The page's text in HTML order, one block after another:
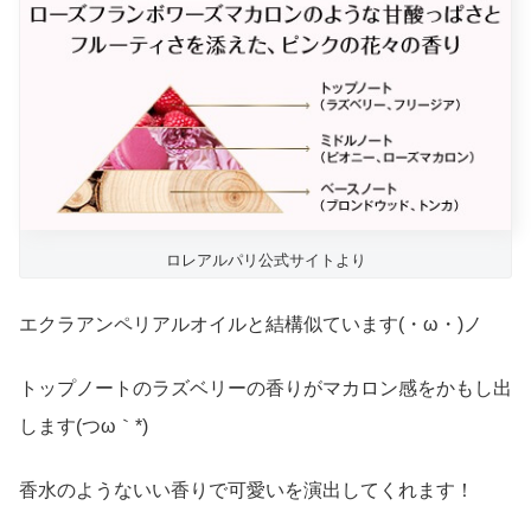
ロレアルパリ公式サイトより
エクラアンペリアルオイルと結構似ています(・ω・)ノ
トップノートのラズベリーの香りがマカロン感をかもし出
します(つω｀*)
香水のようないい香りで可愛いを演出してくれます！